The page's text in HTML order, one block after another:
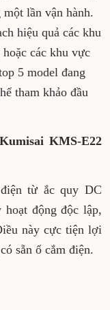
lần vận hành.
hiệu quả các khu
các khu vực
5 model đang
tham khảo đầu
KMS-E22
từ ắc quy DC
động độc lập,
này cực tiện lợi
sẵn ổ cắm điện.